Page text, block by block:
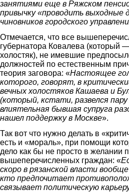
занятиями еще в Ряжском
привычку«проводить выходные
чиновников городского
Отмечается, что все
губернатора Ковалева (который
холостяк), не имевшие
должностей по естественным
теория заговора: «Настоящее
которого, говорят, в
вечных холостяков Кашаева и
(который, кстати, развелся
влиятельная бывшая супруга
нашел поддержку в Москве».
Так вот что нужно делать в
есть и «мораль», при помощи
дело как бы не просто в желании
вышеперечисленных граждан: «
скоро в рязанской власти
кто предпочитает
связывает политическую